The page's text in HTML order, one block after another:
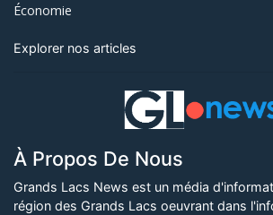
Économie
Explorer nos articles
À Propos De Nous
Grands Lacs News est un média
région des Grands Lacs oeuvrant dans